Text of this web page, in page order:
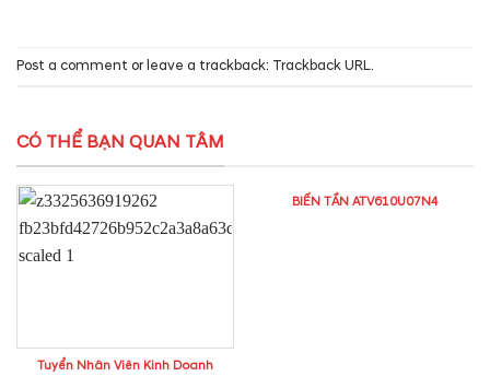
Post a comment or leave a trackback: Trackback URL.
CÓ THỂ BẠN QUAN TÂM
Tuyển Nhân Viên Kinh Doanh
BIẾN TẦN ATV610U07N4